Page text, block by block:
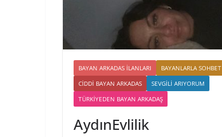
BAYAN ARKADAS ILANLARI
BAYANLARLA SOHBET
CIDDI BAYAN ARKADAS
SEVGILI ARIYORUM
TÜRKIYEDEN BAYAN ARKADAŞ
AydınEvlilik